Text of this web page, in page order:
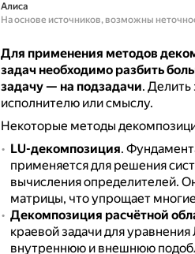
Алиса
На основе источников, возможны
Для применения методов
задач необходимо разбить
задачу — на подзадачи. Делить
исполнителю или смыслу.
Некоторые методы
LU-декомпозиция.
применяется для решения
вычисления определителей.
матрицы, что упрощает
Декомпозиция расчётной
краевой задачи для уравнения
внутреннюю и внешнюю